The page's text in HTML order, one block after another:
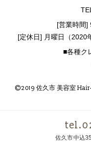
佐久市中込
[営業時間
[定休日] 月曜日（2020
■各種ク
©2019 佐久市 美容室